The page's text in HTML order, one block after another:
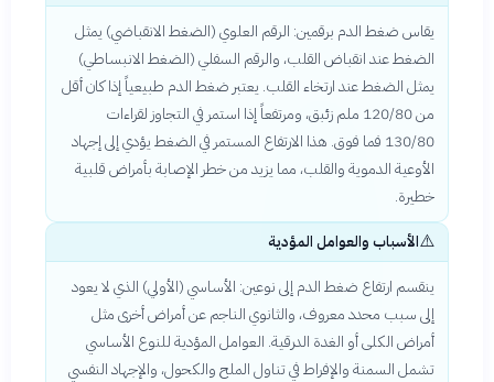
يقاس ضغط الدم برقمين: الرقم العلوي (الضغط الانقباضي) يمثل
الضغط عند انقباض القلب، والرقم السفلي (الضغط الانبساطي)
يمثل الضغط عند ارتخاء القلب. يعتبر ضغط الدم طبيعياً إذا كان أقل
من 120/80 ملم زئبق، ومرتفعاً إذا استمر في التجاوز لقراءات
130/80 فما فوق. هذا الارتفاع المستمر في الضغط يؤدي إلى إجهاد
الأوعية الدموية والقلب، مما يزيد من خطر الإصابة بأمراض قلبية
خطيرة.
⚠️الأسباب والعوامل المؤدية
ينقسم ارتفاع ضغط الدم إلى نوعين: الأساسي (الأولي) الذي لا يعود
إلى سبب محدد معروف، والثانوي الناجم عن أمراض أخرى مثل
أمراض الكلى أو الغدة الدرقية. العوامل المؤدية للنوع الأساسي
تشمل السمنة والإفراط في تناول الملح والكحول، والإجهاد النفسي